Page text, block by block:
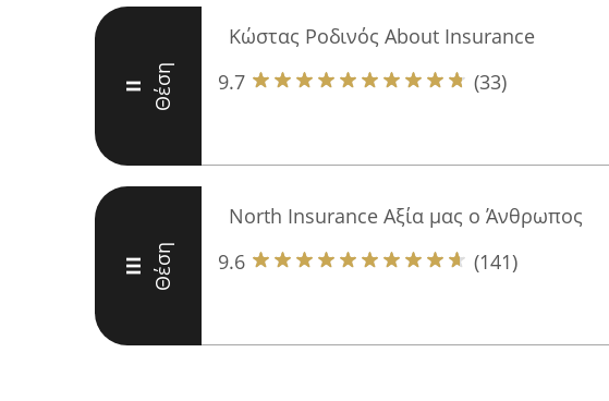
II Θέση
Κώστας Ροδινός About Insurance
9.7
(33)
III Θέση
North Insurance Αξία μας ο Άνθρωπος
9.6
(141)